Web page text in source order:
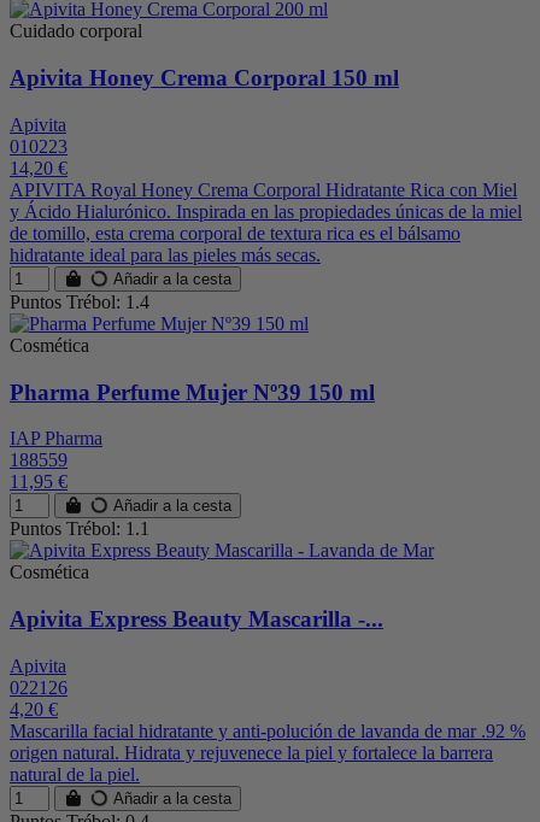
Cuidado corporal
Apivita Honey Crema Corporal 150 ml
Apivita
010223
14,20 €
APIVITA Royal Honey Crema Corporal Hidratante Rica con Miel
y Ácido Hialurónico. Inspirada en las propiedades únicas de la miel
de tomillo, esta crema corporal de textura rica es el bálsamo
hidratante ideal para las pieles más secas.
Añadir a la cesta
Puntos Trébol: 1.4
Cosmética
Pharma Perfume Mujer Nº39 150 ml
IAP Pharma
188559
11,95 €
Añadir a la cesta
Puntos Trébol: 1.1
Cosmética
Apivita Express Beauty Mascarilla -...
Apivita
022126
4,20 €
Mascarilla facial hidratante y anti-polución de lavanda de mar .92 %
origen natural. Hidrata y rejuvenece la piel y fortalece la barrera
natural de la piel.
Añadir a la cesta